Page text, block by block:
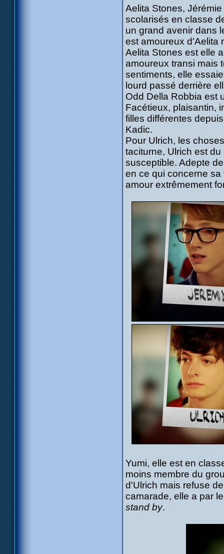
Aelita Stones,
scolarisés en classe
un grand avenir dans
est amoureux d'Aelita
Aelita Stones est elle
amoureux transi mais
sentiments, elle
lourd passé derrière
Odd Della Robbia est
Facétieux, plaisantin,
filles différentes
Kadic.
Pour Ulrich, les
taciturne, Ulrich est
susceptible. Adepte
en ce qui concerne
amour extrêmement
Yumi, elle est en
moins membre du
d'Ulrich mais refuse
camarade, elle a par
stand by.